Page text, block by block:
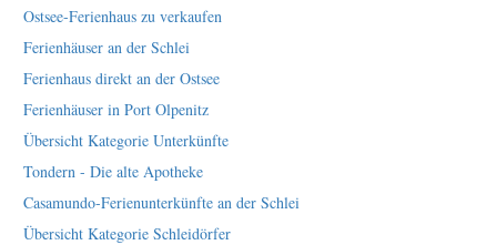
Ostsee-Ferienhaus zu verkaufen
Ferienhäuser an der Schlei
Ferienhaus direkt an der Ostsee
Ferienhäuser in Port Olpenitz
Übersicht Kategorie Unterkünfte
Tondern - Die alte Apotheke
Casamundo-Ferienunterkünfte an der Schlei
Übersicht Kategorie Schleidörfer